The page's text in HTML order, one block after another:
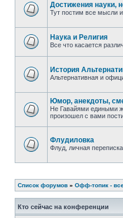
Достижения науки,
Тут постим все мысли и
Наука и Религия
Все что касается
История
Альтернативная и
Юмор, анекдоты,
Не Гавайями едиными
произошел с вами
Флудиловка
Флуд, личная
Список форумов » Офф-топик -
Кто сейчас на конференции